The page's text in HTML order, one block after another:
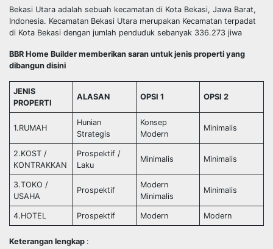
Bekasi Utara adalah sebuah kecamatan di Kota Bekasi, Jawa Barat,
Indonesia. Kecamatan Bekasi Utara merupakan Kecamatan terpadat
di Kota Bekasi dengan jumlah penduduk sebanyak 336.273 jiwa
BBR Home Builder memberikan saran untuk jenis properti yang
dibangun disini
JENIS
PROPERTI
ALASAN OPSI 1 OPSI 2
1.RUMAH
Hunian
Strategis
Konsep
Modern
Minimalis
2.KOST /
KONTRAKKAN
Prospektif /
Laku
Minimalis Minimalis
3.TOKO /
USAHA
Prospektif
Modern
Minimalis
Minimalis
4.HOTEL Prospektif Modern Modern
Keterangan lengkap :